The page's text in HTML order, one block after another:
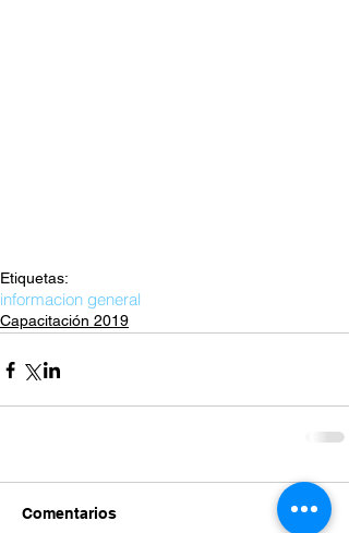
Etiquetas:
informacion general
Capacitación 2019
Comentarios